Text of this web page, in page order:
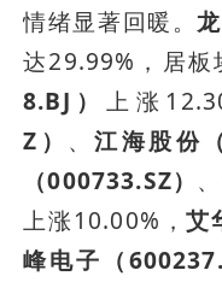
情绪显著回暖。
达29.99%，居板
8.BJ）上涨
Z） 、江海股份
（000733.SZ） 、
上涨10.00%，艾
峰电子（